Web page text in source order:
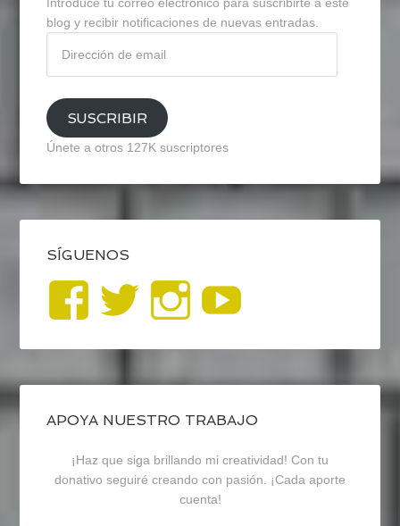
Introduce tu correo electrónico para suscribirte a este
blog y recibir notificaciones de nuevas entradas.
email
SUSCRIBIR
Únete a otros 127K suscriptores
SÍGUENOS
Ver
perfil
de
blogrecursosep
en
Ver
perfil
de
recursosep
en
Ver
perfil
de
recursosep
en
APOYA NUESTRO TRABAJO
¡Haz que siga brillando mi creatividad! Con tu
donativo seguiré creando con pasión. ¡Cada aporte
cuenta!